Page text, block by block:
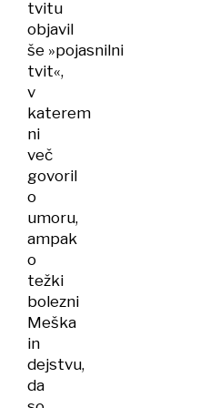
tvitu
objavil
še »pojasnilni
tvit«,
v
katerem
ni
več
govoril
o
umoru,
ampak
o
težki
bolezni
Meška
in
dejstvu,
da